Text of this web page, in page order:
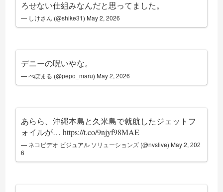
ろせない仕組みなんだと思ってました。
— しけさん (@shike31) May 2, 2026
デニーの呪いやな。
— ぺぽまる (@pepo_maru) May 2, 2026
あらら、沖縄本島と久米島で就航したジェットフ
ォイルが…https://t.co/9njyf98MAE
— ネコビデオ ビジュアル ソリューションズ (@nvslive) May 2, 202
6